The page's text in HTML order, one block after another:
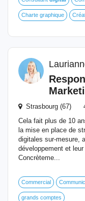
Charte graphique
Strasbourg (67)
Cela fait plus de 10
la mise en place de
digitales sur-mesure,
développement et
Concrèteme...
Commercial
grands comptes